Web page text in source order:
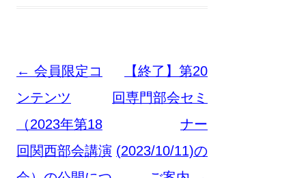
投
稿
ナ
ビ
← 会員限定コ
ンテンツ
（2023年第18
回関西部会講演
【終了】第20
回専門部会セミ
ナー
(2023/10/11)の